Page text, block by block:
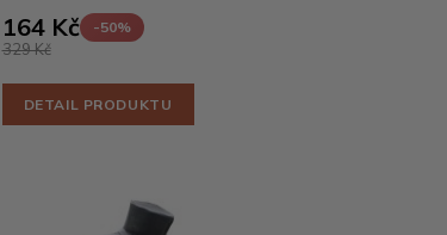
164 Kč -50%
329 Kč
DETAIL PRODUKTU